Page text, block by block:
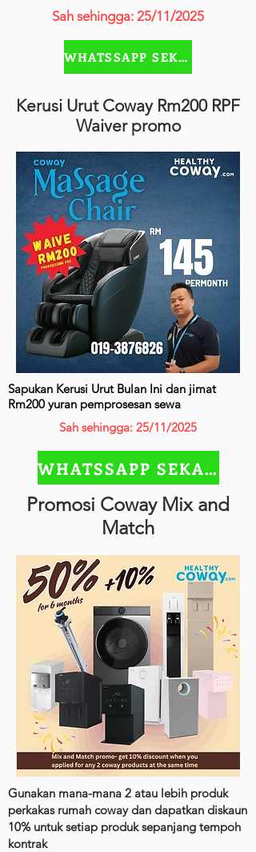
Sah sehingga: 25/11/2025
WHATSSAPP SEKARANG
Kerusi Urut Coway Rm200 RPF
Waiver promo
Sapukan Kerusi Urut Bulan Ini dan jimat
Rm200 yuran pemprosesan sewa
Sah sehingga: 25/11/2025
WHATSSAPP SEKARANG
Promosi Coway Mix and
Match
Gunakan mana-mana 2 atau lebih produk
perkakas rumah coway dan dapatkan diskaun
10% untuk setiap produk sepanjang tempoh
kontrak